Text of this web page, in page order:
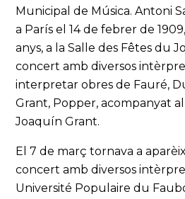
Municipal de Música. Antoni
a París el 14 de febrer de
anys, a la Salle des Fêtes du
concert amb diversos
interpretar obres de Fauré,
Grant, Popper, acompanyat
Joaquín Grant.
El 7 de març tornava a
concert amb diversos
Université Populaire du